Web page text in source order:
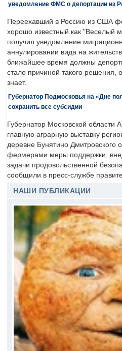
уведомление ФМС о депортации из
Переехавший в Россию из США
хорошо известный как "Веселый
получил уведомление
аннулировании вида на
ближайшее время должны
стало причиной такого решения,
знает.
Губернатор Подмосковья на «Дне
сохранить все субсидии
Губернатор Московской области
главную аграрную выставку
деревне Бунятино Дмитровского
фермерами меры поддержки,
задачи продовольственной
сообщили в пресс-службе
НАШИ ПУБЛИКАЦИИ